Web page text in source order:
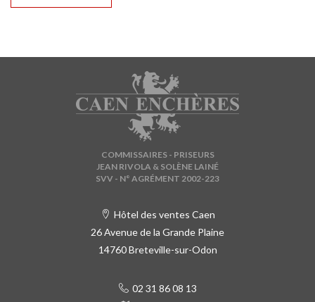
COMMISSAIRES - PRISEURS
JEAN RIVOLA & SOLÈNE LAINÉ
SVV - N° AGRÉMENT 2002-223
Hôtel des ventes Caen
26 Avenue de la Grande Plaine
14760 Breteville-sur-Odon
02 31 86 08 13